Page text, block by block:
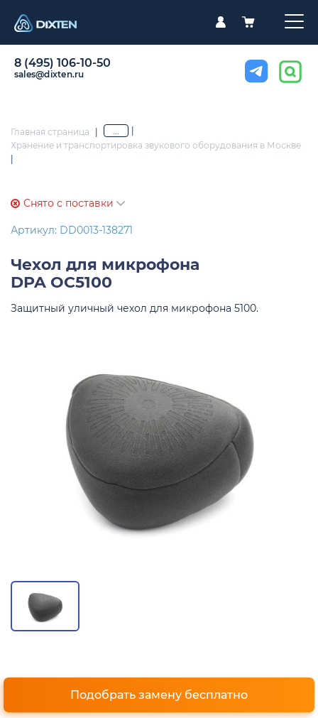
8 (495) 106-10-50
sales@dixten.ru
Главная страница | ...
Хранение и транспортировка звукового оборудования в Москве
Снято с поставки
Артикул: DD0013-138271
Чехол для микрофона
DPA OC5100
Защитный уличный чехол для микрофона 5100.
Подобрать замену бесплатно